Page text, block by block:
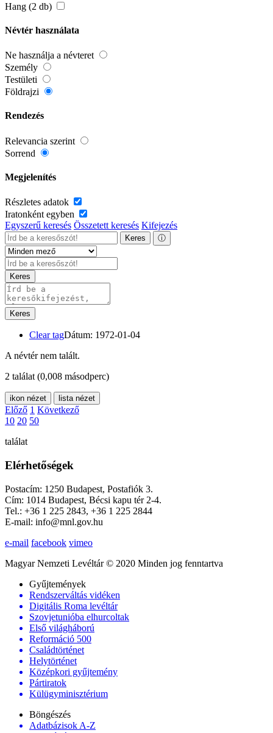
Hang (2 db)
Névtér használata
Ne használja a névteret
Személy
Testületi
Földrajzi
Rendezés
Relevancia szerint
Sorrend
Megjelenítés
Részletes adatok
Iratonként egyben
Egyszerű keresés Összetett keresés Kifejezés
Keres ⓘ
Keres
Keres
Clear tagDátum: 1972-01-04
A névtér nem talált.
2 találat (0,008 másodperc)
ikon nézet lista nézet
Előző 1 Következő
10 20 50
találat
Elérhetőségek
Postacím: 1250 Budapest, Postafiók 3.
Cím: 1014 Budapest, Bécsi kapu tér 2-4.
Tel.: +36 1 225 2843, +36 1 225 2844
E-mail: info@mnl.gov.hu
e-mail facebook vimeo
Magyar Nemzeti Levéltár © 2020 Minden jog fenntartva
Gyűjtemények
Rendszerváltás vidéken
Digitális Roma levéltár
Szovjetunióba elhurcoltak
Első világháború
Reformáció 500
Családtörténet
Helytörténet
Középkori gyűjtemény
Pártiratok
Külügyminisztérium
Böngészés
Adatbázisok A-Z